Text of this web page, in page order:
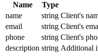
Name Type
name
string Client's
email
string Client's
phone
string Client's
description string Additional